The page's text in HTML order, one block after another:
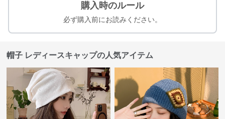
購入時のルール
必ず購入前にお読みください。
帽子 レディースキャップの人気アイテム